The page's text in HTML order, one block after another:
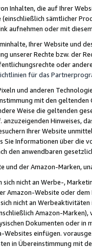
Inhalten, die auf Ihrer
sämtlicher
aufnehmen oder mit
Ihrer Website und
unserer Rechte bzw. der
oder
für das
und anderen
mit den
Weise die geltenden
Hinweises,
Ihrer Website
Sie Informationen über die
den anwendbaren
der Amazon-Marken,
sich nicht an Werbe-,
Amazon-Website oder
nicht an
Amazon-
Dokumenten oder in
Websites einfügen.
in Übereinstimmung mit